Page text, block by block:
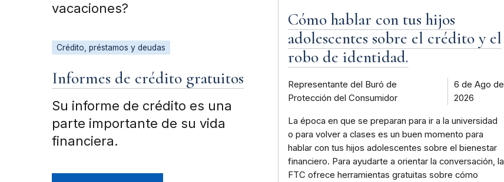
vacaciones?
Crédito, préstamos y deudas
Informes de crédito gratuitos
Su informe de crédito es una
parte importante de su vida
financiera.
Cómo hablar con tus hijos
adolescentes sobre el crédito y el
robo de identidad.
Representante del Buró de
Protección del Consumidor
6 de Ago de
2026
La época en que se preparan para ir a la universidad
o para volver a clases es un buen momento para
hablar con tus hijos adolescentes sobre el bienestar
financiero. Para ayudarte a orientar la conversación, la
FTC ofrece herramientas gratuitas sobre cómo